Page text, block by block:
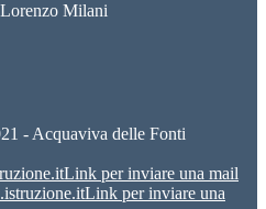
Milani
- Acquaviva delle Fonti
Link per inviare una mail
Link per inviare una